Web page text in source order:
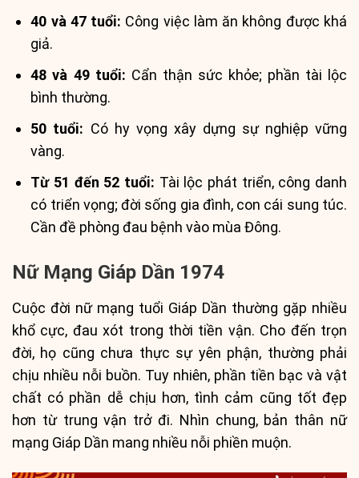
40 và 47 tuổi: Công việc làm ăn không được khá
giả.
48 và 49 tuổi: Cẩn thận sức khỏe; phần tài lộc
bình thường.
50 tuổi: Có hy vọng xây dựng sự nghiệp vững
vàng.
Từ 51 đến 52 tuổi: Tài lộc phát triển, công danh
có triển vọng; đời sống gia đình, con cái sung túc.
Cần đề phòng đau bệnh vào mùa Đông.
Nữ Mạng Giáp Dần 1974
Cuộc đời nữ mạng tuổi Giáp Dần thường gặp nhiều
khổ cực, đau xót trong thời tiền vận. Cho đến trọn
đời, họ cũng chưa thực sự yên phận, thường phải
chịu nhiều nỗi buồn. Tuy nhiên, phần tiền bạc và vật
chất có phần dễ chịu hơn, tình cảm cũng tốt đẹp
hơn từ trung vận trở đi. Nhìn chung, bản thân nữ
mạng Giáp Dần mang nhiều nỗi phiền muộn.